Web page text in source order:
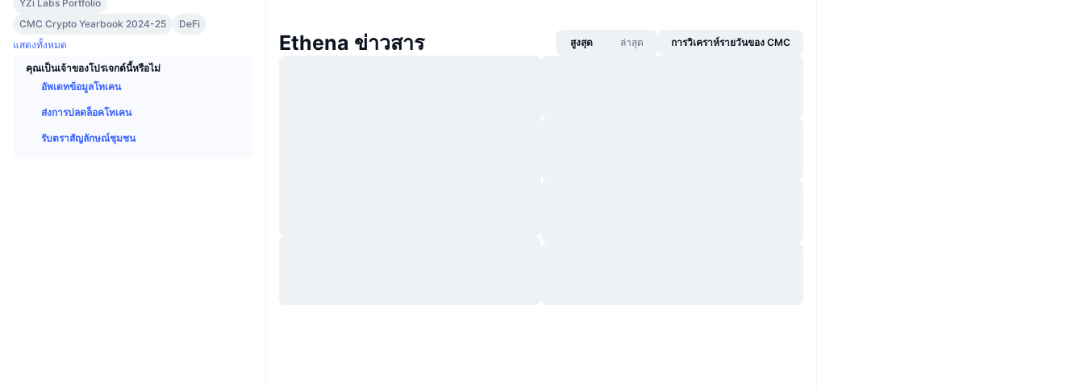
YZi Labs Portfolio
CMC Crypto Yearbook 2024-25
DeFi
แสดงทั้งหมด
คุณเป็นเจ้าของโปรเจกต์นี้หรือไม่
อัพเดทข้อมูลโทเคน
ส่งการปลดล็อคโทเคน
รับตราสัญลักษณ์ชุมชน
Ethena ข่าวสาร สูงสุด ล่าสุด การวิเคราห์รายวันของ CMC